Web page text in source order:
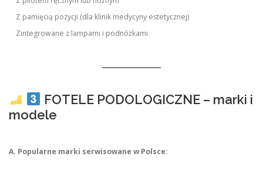
Z pamięcią pozycji (dla klinik medycyny estetycznej)
Zintegrowane z lampami i podnóżkami
FOTELE PODOLOGICZNE – marki i
modele
A. Popularne marki serwisowane w Polsce: